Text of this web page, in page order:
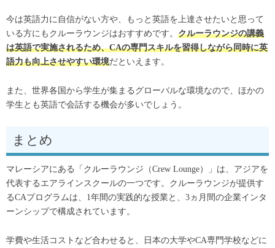
今は英語力に自信がない方や、もっと英語を上達させたいと思って
いる方にもクルーラウンジはおすすめです。 クルーラウンジの講義
は英語で実施されるため、CAの専門スキルを習得しながら同時に英
語力も向上させやすい環境だといえます。
また、世界各国から学生が集まるグローバルな環境なので、ほかの
学生とも英語で会話する機会が多いでしょう。
まとめ
マレーシアにある「クルーラウンジ（Crew Lounge）」は、アジアを
代表するエアラインスクールの一つです。クルーラウンジが提供す
るCAプログラムは、1年間の実践的な授業と、3ヵ月間の企業インタ
ーンシップで構成されています。
学費や生活コストなど合わせると、日本の大学やCA専門学校などに